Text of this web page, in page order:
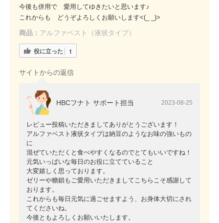
今後も併用で 愛用してゆきたいと思います♪
これからも どうぞよろしくお願いします<(_ _)>
商品： アルファベスト（液状タイプ）
役に立った 1
サイトからの返信
HBCフナト サポート担当 2023-08-25
レビュー投稿いただきましてありがとうございます！
アルファベスト液状タイプは納豆のようなお味の強いもの
に
混ぜていただくと食べやすくなるのでとてもいいですね！
元気いっぱいな毎日のお役に立てていること
大変嬉しく思っております。
ゼリーや糖鎖もご愛用いただきましてこちらこそ感謝して
おります。
これからも毎日元気に過ごせますよう、お身体大切にされ
てくださいね。
今後ともよろしくお願いいたします。